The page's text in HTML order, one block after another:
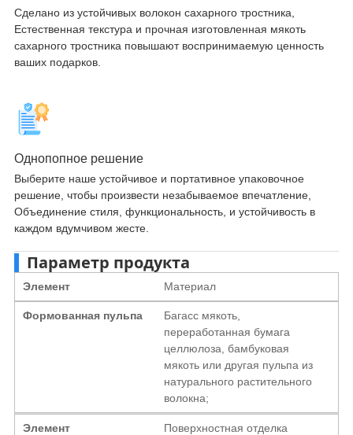
Сделано из устойчивых волокон сахарного тростника,
Естественная текстура и прочная изготовленная мякоть
сахарного тростника повышают воспринимаемую ценность
ваших подарков.
Однопопное решение
Выберите наше устойчивое и портативное упаковочное
решение, чтобы произвести незабываемое впечатление,
Объединение стиля, функциональность, и устойчивость в
каждом вдумчивом жесте.
Параметр продукта
Элемент Материал
Формованная пульпа
Багасс мякоть,
переработанная бумага
целлюлоза, бамбуковая
мякоть или другая пульпа из
натурального растительного
волокна;
Элемент Поверхностная отделка